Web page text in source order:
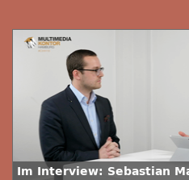
Im Interview: Sebastian